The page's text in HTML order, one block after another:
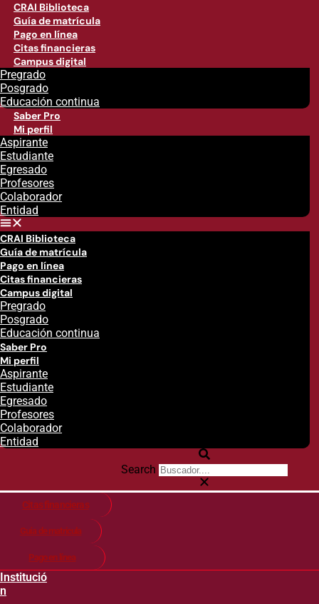
CRAI Biblioteca
Guía de matrícula
Pago en línea
Citas financieras
Campus digital
Pregrado
Posgrado
Educación continua
Saber Pro
Mi perfil
Aspirante
Estudiante
Egresado
Profesores
Colaborador
Entidad
CRAI Biblioteca
Guía de matrícula
Pago en línea
Citas financieras
Campus digital
Pregrado
Posgrado
Educación continua
Saber Pro
Mi perfil
Aspirante
Estudiante
Egresado
Profesores
Colaborador
Entidad
Search
Citas financieras
Guía de matricula
Pago en línea
Institució
n